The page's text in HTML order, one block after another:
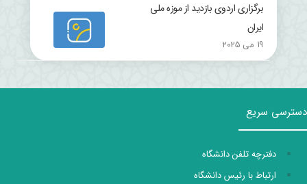
برگزاری اردوی بازدید از موزه ملی
ایران
19 می 2025
دسترسی سریع
دفترچه تلفن دانشگاه
ارتباط با رئیس دانشگاه